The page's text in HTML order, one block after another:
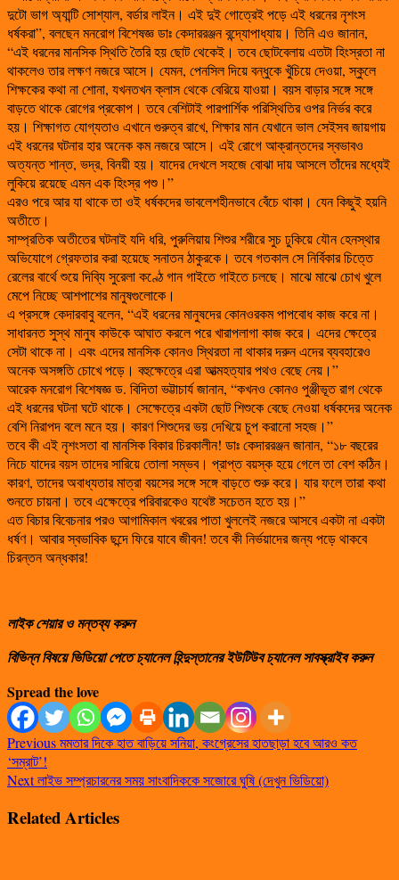
দুটো ভাগ অ্যান্টি সোশ্যাল, বর্ডার লাইন। এই দুই গোত্রেই পড়ে এই ধরনের নৃশংস
ধর্ষকরা”, বলছেন মনরোগ বিশেষজ্ঞ ডাঃ কেদাররঞ্জন বন্দ্যোপাধ্যায়। তিনি এও জানান,
“এই ধরনের মানসিক স্থিতি তৈরি হয় ছোট থেকেই। তবে ছোটবেলায় এতটা হিংস্রতা না
থাকলেও তার লক্ষণ নজরে আসে। যেমন, পেনসিল দিয়ে বন্ধুকে খুঁচিয়ে দেওয়া, স্কুলে
শিক্ষকের কথা না শোনা, যখনতখন ক্লাস থেকে বেরিয়ে যাওয়া। বয়স বাড়ার সঙ্গে সঙ্গে
বাড়তে থাকে রোগের প্রকোপ। তবে বেশিটাই পারপার্শিক পরিস্থিতির ওপর নির্ভর করে
হয়। শিক্ষাগত যোগ্যতাও এখানে গুরুত্ব রাখে, শিক্ষার মান যেখানে ভাল সেইসব জায়গায়
এই ধরনের ঘটনার হার অনেক কম নজরে আসে। এই রোগে আক্রান্তদের স্বভাবও
অত্যন্ত শান্ত, ভদ্র, বিনয়ী হয়। যাদের দেখলে সহজে বোঝা দায় আসলে তাঁদের মধ্যেই
লুকিয়ে রয়েছে এমন এক হিংস্র পশু।”
এরও পরে আর যা থাকে তা ওই ধর্ষকদের ভাবলেশহীনভাবে বেঁচে থাকা। যেন কিছুই হয়নি
অতীতে।
সাম্প্রতিক অতীতের ঘটনাই যদি ধরি, পুরুলিয়ায় শিশুর শরীরে সুচ ঢুকিয়ে যৌন হেনস্থার
অভিযোগে গ্রেফতার করা হয়েছে সনাতন ঠাকুরকে। তবে গতকাল সে নির্বিকার চিত্তে
রেলের বার্থে শুয়ে দিব্যি সুরেলা কণ্ঠে গান গাইতে গাইতে চলছে। মাঝে মাঝে চোখ খুলে
মেপে নিচ্ছে আশপাশের মানুষগুলোকে।
এ প্রসঙ্গে কেদারবাবু বলেন, “এই ধরনের মানুষদের কোনওরকম পাপবোধ কাজ করে না।
সাধারনত সুস্থ মানুষ কাউকে আঘাত করলে পরে খারাপলাগা কাজ করে। এদের ক্ষেত্রে
সেটা থাকে না। এবং এদের মানসিক কোনও স্থিরতা না থাকার দরুন এদের ব্যবহারেও
অনেক অসঙ্গতি চোখে পড়ে। বহুক্ষেত্রে এরা আত্মহত্যার পথও বেছে নেয়।”
আরেক মনরোগ বিশেষজ্ঞ ড. বিদিতা ভট্টাচার্য জানান, “কখনও কোনও পুঞ্জীভূত রাগ থেকে
এই ধরনের ঘটনা ঘটে থাকে। সেক্ষেত্রে একটা ছোট শিশুকে বেছে নেওয়া ধর্ষকদের অনেক
বেশি নিরাপদ বলে মনে হয়। কারণ শিশুদের ভয় দেখিয়ে চুপ করানো সহজ।”
তবে কী এই নৃশংসতা বা মানসিক বিকার চিরকালীন! ডাঃ কেদাররঞ্জন জানান, “১৮ বছরের
নিচে যাদের বয়স তাদের সারিয়ে তোলা সম্ভব। প্রাপ্ত বয়স্ক হয়ে গেলে তা বেশ কঠিন।
কারণ, তাদের অবাধ্যতার মাত্রা বয়সের সঙ্গে সঙ্গে বাড়তে শুরু করে। যার ফলে তারা কথা
শুনতে চায়না। তবে এক্ষেত্রে পরিবারকেও যথেষ্ট সচেতন হতে হয়।”
এত বিচার বিবেচনার পরও আগামিকাল খবরের পাতা খুললেই নজরে আসবে একটা না একটা
ধর্ষণ। আবার স্বভাবিক ছন্দে ফিরে যাবে জীবন! তবে কী নির্ভয়াদের জন্য পড়ে থাকবে
চিরন্তন অন্ধকার!
লাইক শেয়ার ও মন্তব্য করুন
বিভিন্ন বিষয়ে ভিডিয়ো পেতে চ্যানেল হিন্দুস্তানের ইউটিউব চ্যানেল সাবস্ক্রাইব করুন
Spread the love
Previousমমতার দিকে হাত বাড়িয়ে সনিয়া, কংগ্রেসের হাতছাড়া হবে আরও কত
‘সম্রাট’!
Nextলাইভ সম্প্রচারনের সময় সাংবাদিককে সজোরে ঘুষি (দেখুন ভিডিয়ো)
Related Articles